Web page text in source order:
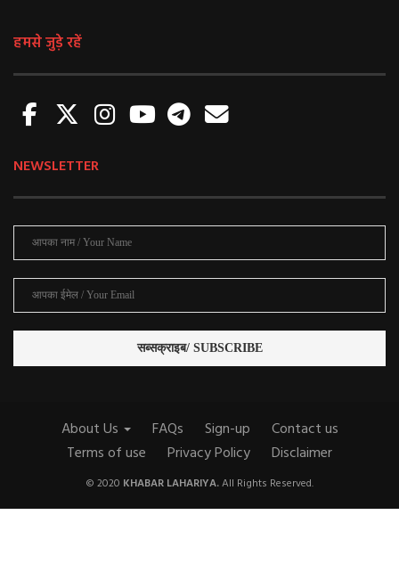
हमसे जुड़े रहें
NEWSLETTER
About Us FAQs Sign-up
Contact us
Terms of use
Privacy Policy Disclaimer
© 2020 KHABAR LAHARIYA.All Rights Reserved.